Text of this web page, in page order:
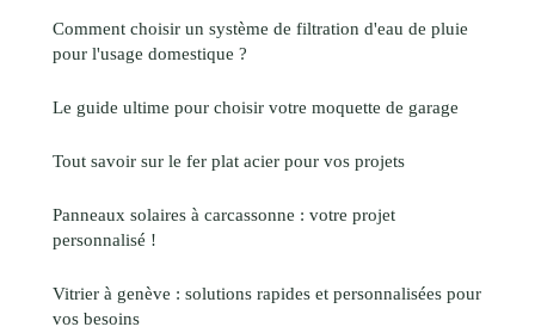
Comment choisir un système de filtration d'eau de pluie
pour l'usage domestique ?
Le guide ultime pour choisir votre moquette de garage
Tout savoir sur le fer plat acier pour vos projets
Panneaux solaires à carcassonne : votre projet
personnalisé !
Vitrier à genève : solutions rapides et personnalisées pour
vos besoins